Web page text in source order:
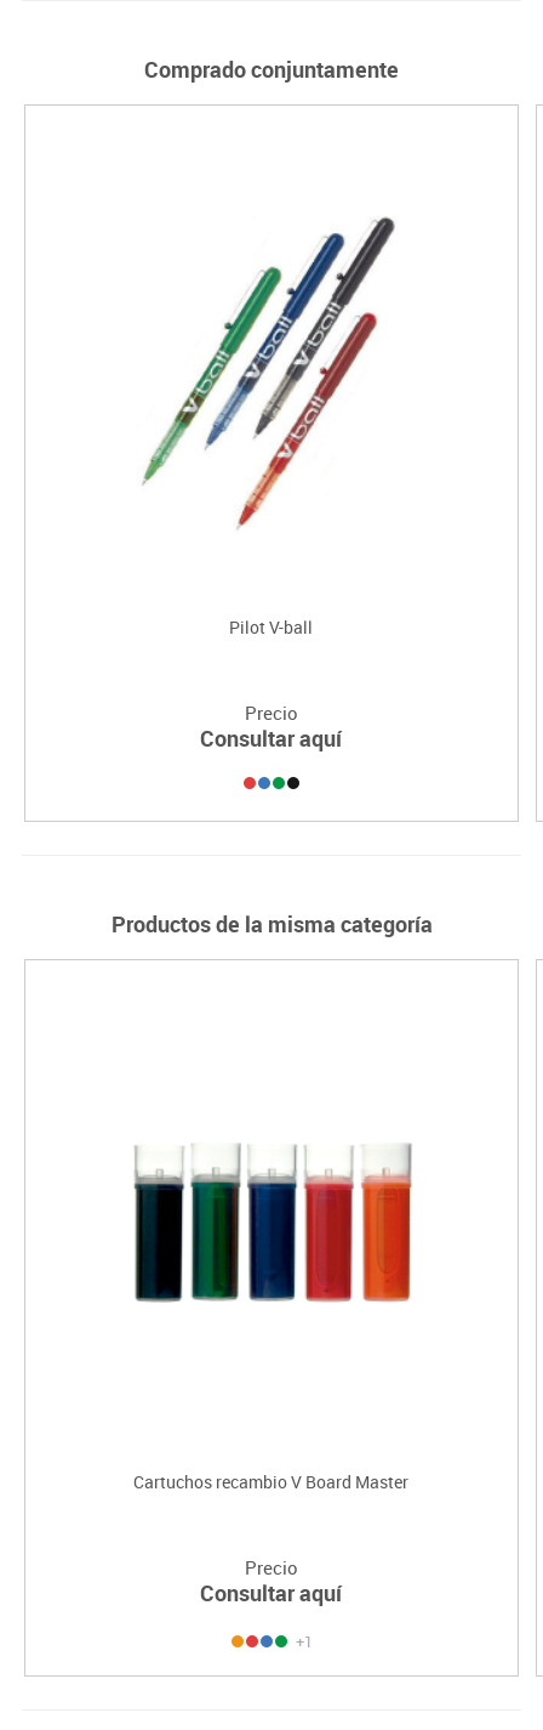
Comprado conjuntamente
Pilot V-ball
Precio
Consultar aquí
Productos de la misma categoría
Cartuchos recambio V Board Master
Precio
Consultar aquí
+1